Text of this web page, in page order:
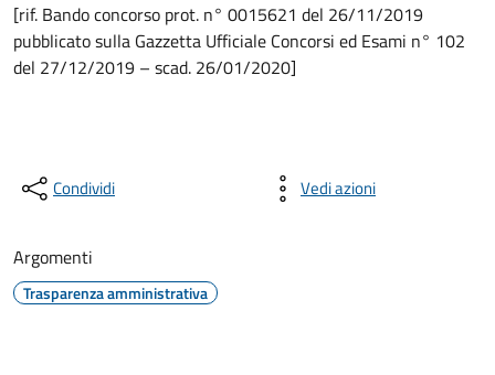
[rif. Bando concorso prot. n° 0015621 del 26/11/2019
pubblicato sulla Gazzetta Ufficiale Concorsi ed Esami n° 102
del 27/12/2019 – scad. 26/01/2020]
Condividi Vedi azioni
Argomenti
Trasparenza amministrativa